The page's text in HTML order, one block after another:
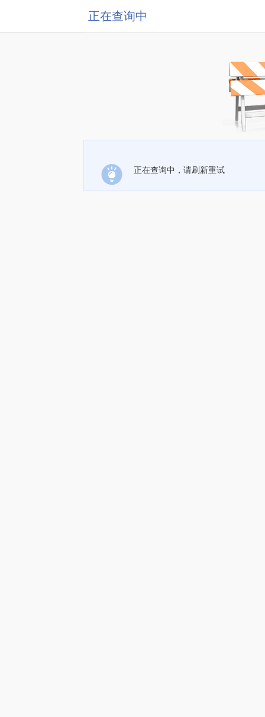
正在查询中
正在查询中，请刷新重试